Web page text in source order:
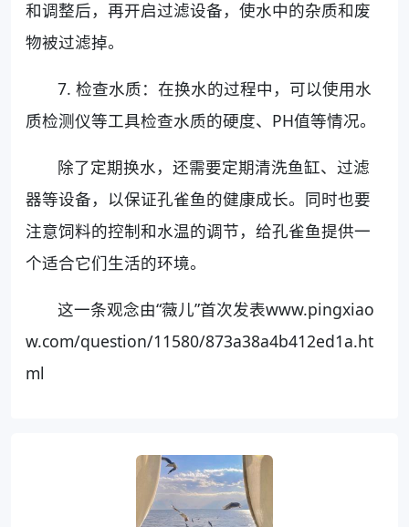
和调整后，再开启过滤设备，使水中的杂质和废
物被过滤掉。
7. 检查水质：在换水的过程中，可以使用水
质检测仪等工具检查水质的硬度、PH值等情况。
除了定期换水，还需要定期清洗鱼缸、过滤
器等设备，以保证孔雀鱼的健康成长。同时也要
注意饲料的控制和水温的调节，给孔雀鱼提供一
个适合它们生活的环境。
这一条观念由“薇儿”首次发表www.pingxiao
w.com/question/11580/873a38a4b412ed1a.ht
ml